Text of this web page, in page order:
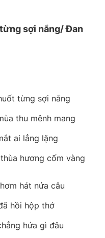
sợi nắng/ Đan
từng sợi nắng
thu mênh mang
ai lẳng lặng
hương cốm vàng
hát nửa câu
hồi hộp thở
hứa gì đâu